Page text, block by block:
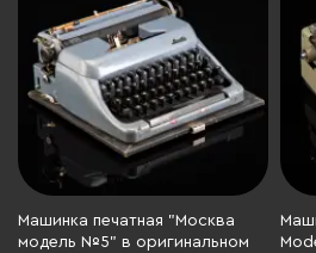
Машинка печатная "Москва
модель №5" в оригинальном